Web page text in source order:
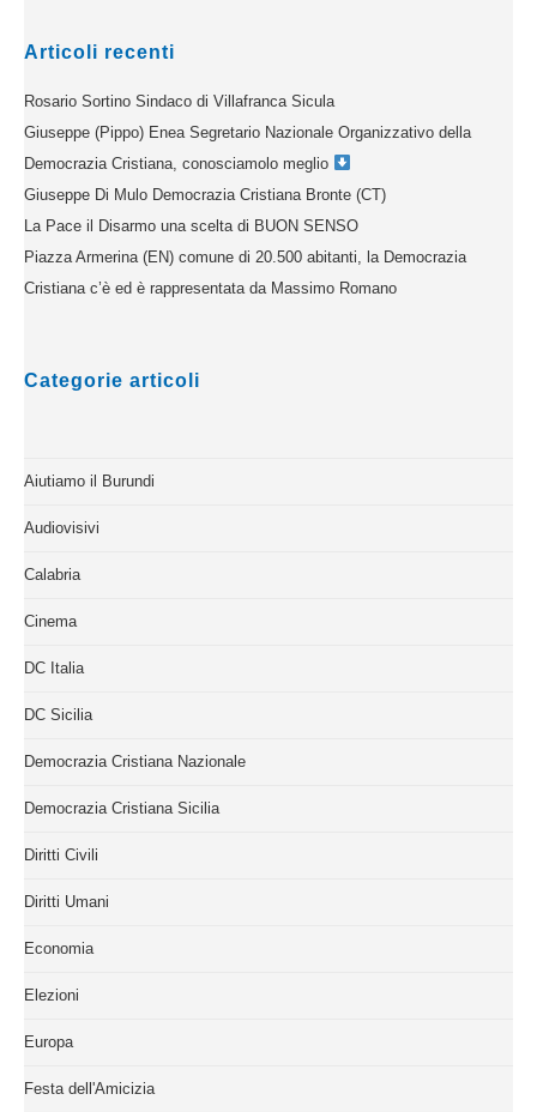
Articoli recenti
Rosario Sortino Sindaco di Villafranca Sicula
Giuseppe (Pippo) Enea Segretario Nazionale Organizzativo della
Democrazia Cristiana, conosciamolo meglio
Giuseppe Di Mulo Democrazia Cristiana Bronte (CT)
La Pace il Disarmo una scelta di BUON SENSO
Piazza Armerina (EN) comune di 20.500 abitanti, la Democrazia
Cristiana c’è ed è rappresentata da Massimo Romano
Categorie articoli
Aiutiamo il Burundi
Audiovisivi
Calabria
Cinema
DC Italia
DC Sicilia
Democrazia Cristiana Nazionale
Democrazia Cristiana Sicilia
Diritti Civili
Diritti Umani
Economia
Elezioni
Europa
Festa dell'Amicizia